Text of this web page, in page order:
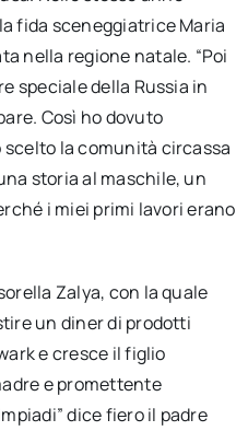
fida sceneggiatrice Maria
nella regione natale. “Poi
speciale della Russia in
Così ho dovuto
la comunità circassa
storia al maschile, un
i miei primi lavori erano
Zalya, con la quale
un diner di prodotti
e cresce il figlio
e promettente
dice fiero il padre